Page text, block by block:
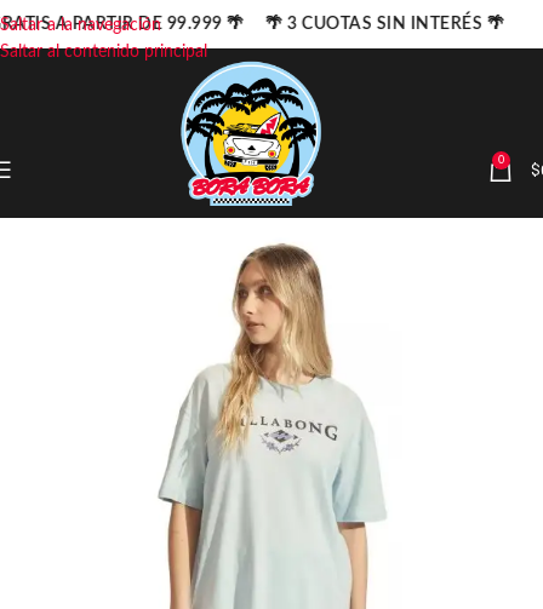
Saltar a la navegación
Saltar al contenido principal
0 $
A PARTIR DE 99.999 🌴 🌴 3 CUOTAS SIN INTERÉS 🌴